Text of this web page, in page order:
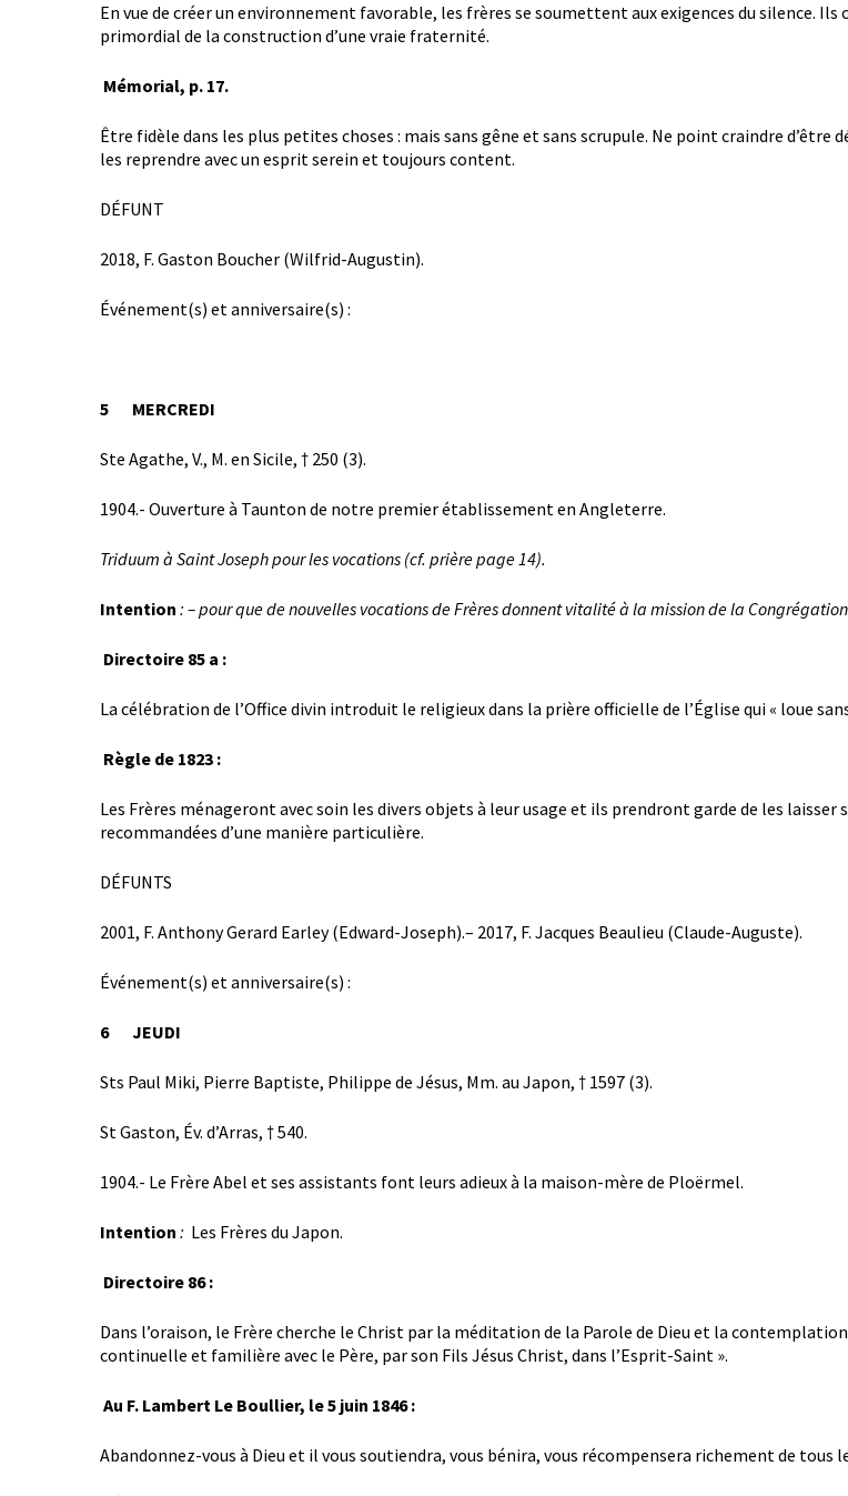
En vue de créer un environnement favorable, les frères se soumettent aux exigences du silence.
primordial de la construction d’une vraie fraternité.
Mémorial, p. 17.
Être fidèle dans les plus petites choses : mais sans gêne et sans scrupule. Ne point craindre d’être
les reprendre avec un esprit serein et toujours content.
DÉFUNT
2018, F. Gaston Boucher (Wilfrid-Augustin).
Événement(s) et anniversaire(s) :
5 MERCREDI
Ste Agathe, V., M. en Sicile, † 250 (3).
1904.- Ouverture à Taunton de notre premier établissement en Angleterre.
Triduum à Saint Joseph pour les vocations (cf. prière page 14).
Intention : – pour que de nouvelles vocations de Frères donnent vitalité à la mission de la
Directoire 85 a :
La célébration de l’Office divin introduit le religieux dans la prière officielle de l’Église qui « loue
Règle de 1823 :
Les Frères ménageront avec soin les divers objets à leur usage et ils prendront garde de les
recommandées d’une manière particulière.
DÉFUNTS
2001, F. Anthony Gerard Earley (Edward-Joseph).– 2017, F. Jacques Beaulieu (Claude-Auguste).
Événement(s) et anniversaire(s) :
6 JEUDI
Sts Paul Miki, Pierre Baptiste, Philippe de Jésus, Mm. au Japon, † 1597 (3).
St Gaston, Év. d’Arras, † 540.
1904.- Le Frère Abel et ses assistants font leurs adieux à la maison-mère de Ploërmel.
Intention : Les Frères du Japon.
Directoire 86 :
Dans l’oraison, le Frère cherche le Christ par la méditation de la Parole de Dieu et la
continuelle et familière avec le Père, par son Fils Jésus Christ, dans l’Esprit-Saint ».
Au F. Lambert Le Boullier, le 5 juin 1846 :
Abandonnez-vous à Dieu et il vous soutiendra, vous bénira, vous récompensera richement de tous